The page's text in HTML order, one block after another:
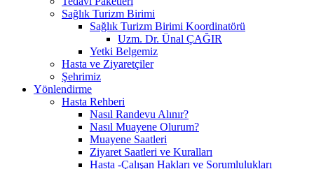
Sağlık Turizm Birimi
Sağlık Turizm Birimi Koordinatörü
Uzm. Dr. Ünal ÇAĞIR
Yetki Belgemiz
Hasta ve Ziyaretçiler
Şehrimiz
Yönlendirme
Hasta Rehberi
Nasıl Randevu Alınır?
Nasıl Muayene Olurum?
Muayene Saatleri
Ziyaret Saatleri ve Kuralları
Hasta -Çalışan Hakları ve Sorumlulukları